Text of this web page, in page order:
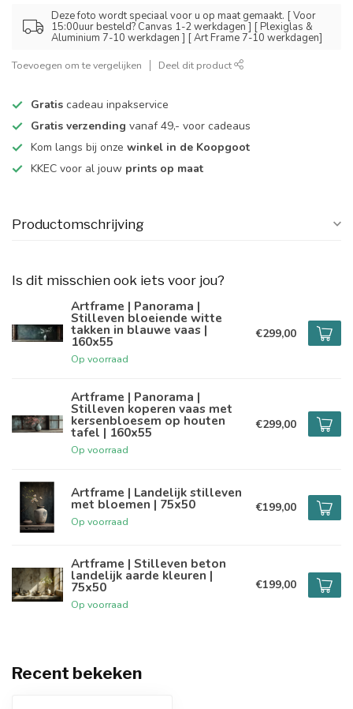
Deze foto wordt speciaal voor u op maat gemaakt. [ Voor
15:00uur besteld? Canvas 1-2 werkdagen ] [ Plexiglas &
Aluminium 7-10 werkdagen ] [ Art Frame 7-10 werkdagen]
Toevoegen om te vergelijken Deel dit product
Gratis cadeau inpakservice
Gratis verzending vanaf 49,- voor cadeaus
Kom langs bij onze winkel in de Koopgoot
KKEC voor al jouw prints op maat
Productomschrijving
Is dit misschien ook iets voor jou?
Artframe | Panorama |
Stilleven bloeiende witte
takken in blauwe vaas |
160x55
Op voorraad
€299,00
Artframe | Panorama |
Stilleven koperen vaas met
kersenbloesem op houten
tafel | 160x55
Op voorraad
€299,00
Artframe | Landelijk stilleven
met bloemen | 75x50
Op voorraad
€199,00
Artframe | Stilleven beton
landelijk aarde kleuren |
75x50
Op voorraad
€199,00
Recent bekeken